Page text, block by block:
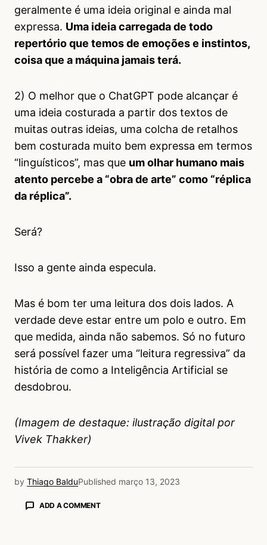
geralmente é uma ideia original e ainda mal
expressa. Uma ideia carregada de todo
repertório que temos de emoções e instintos,
coisa que a máquina jamais terá.
2) O melhor que o ChatGPT pode alcançar é
uma ideia costurada a partir dos textos de
muitas outras ideias, uma colcha de retalhos
bem costurada muito bem expressa em termos
“linguísticos”, mas que um olhar humano mais
atento percebe a “obra de arte” como “réplica
da réplica”.
Será?
Isso a gente ainda especula.
Mas é bom ter uma leitura dos dois lados. A
verdade deve estar entre um polo e outro. Em
que medida, ainda não sabemos. Só no futuro
será possível fazer uma “leitura regressiva” da
história de como a Inteligência Artificial se
desdobrou.
(Imagem de destaque: ilustração digital por
Vivek Thakker)
by Thiago BalduPublished março 13, 2023
ADD A COMMENT